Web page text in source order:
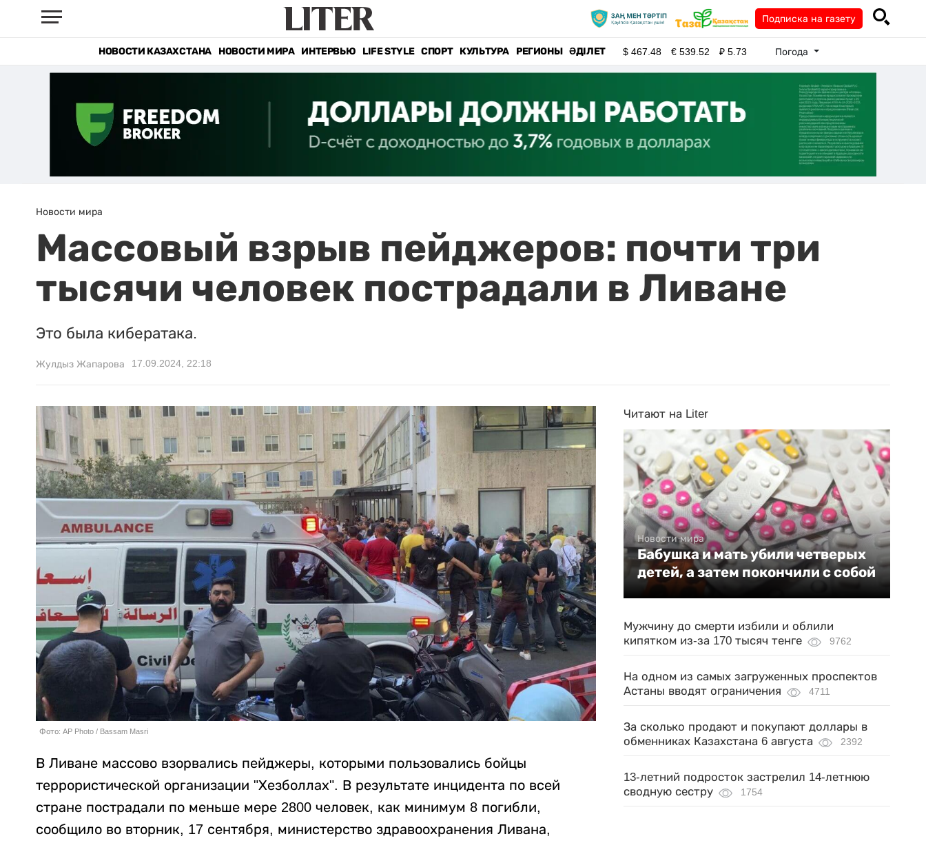
Подписка на газету
НОВОСТИ КАЗАХСТАНА НОВОСТИ МИРА ИНТЕРВЬЮ LIFE STYLE СПОРТ КУЛЬТУРА РЕГИОНЫ ӘДІЛЕТ $467.48 €539.52 ₽5.73 Погода
Новости мира
Массовый взрыв пейджеров: почти три
тысячи человек пострадали в Ливане
Это была кибератака.
Жулдыз Жапарова 17.09.2024, 22:18
Фото: AP Photo / Bassam Masri
В Ливане массово взорвались пейджеры, которыми пользовались бойцы
террористической организации "Хезболлах". В результате инцидента по всей
стране пострадали по меньше мере 2800 человек, как минимум 8 погибли,
сообщило во вторник, 17 сентября, министерство здравоохранения Ливана,
Читают на Liter
Новости мира
Бабушка и мать убили четверых
детей, а затем покончили с собой
Мужчину до смерти избили и облили
кипятком из-за 170 тысяч тенге
9762
На одном из самых загруженных проспектов
Астаны вводят ограничения
4711
За сколько продают и покупают доллары в
обменниках Казахстана 6 августа
2392
13-летний подросток застрелил 14-летнюю
сводную сестру
1754